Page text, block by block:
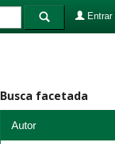
Entrar
Busca facetada
Autor